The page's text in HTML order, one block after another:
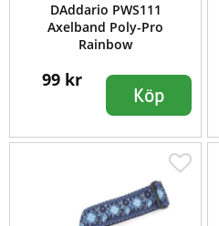
DAddario PWS111
Axelband Poly-Pro
Rainbow
99 kr
Köp